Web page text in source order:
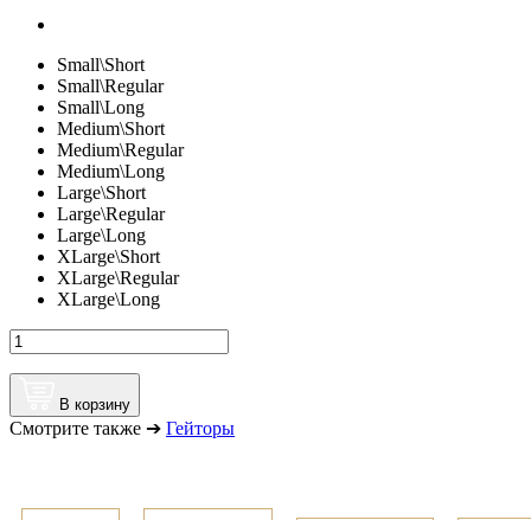
Small\Short
Small\Regular
Small\Long
Medium\Short
Medium\Regular
Medium\Long
Large\Short
Large\Regular
Large\Long
XLarge\Short
XLarge\Regular
XLarge\Long
В корзину
Смотрите также ➔ Гейторы